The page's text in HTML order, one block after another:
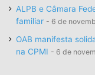
ALPB e Câmara
familiar
6 de
OAB manifesta
na CPMI
6 de